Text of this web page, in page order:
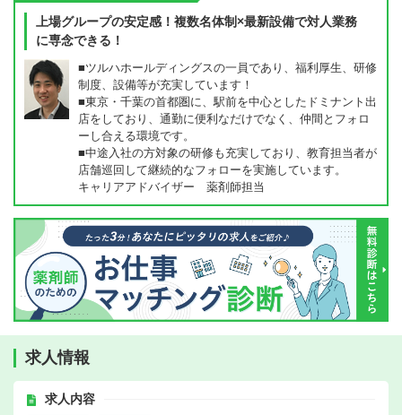
上場グループの安定感！複数名体制×最新設備で対人業務
に専念できる！
■ツルハホールディングスの一員であり、福利厚生、研修
制度、設備等が充実しています！
■東京・千葉の首都圏に、駅前を中心としたドミナント出
店をしており、通勤に便利なだけでなく、仲間とフォロ
ーし合える環境です。
■中途入社の方対象の研修も充実しており、教育担当者が
店舗巡回して継続的なフォローを実施しています。
キャリアアドバイザー 薬剤師担当
求人情報
求人内容